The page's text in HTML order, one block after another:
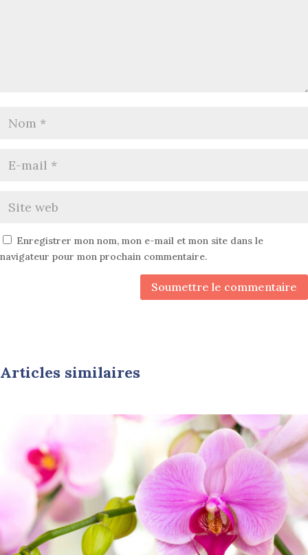
Enregistrer mon nom, mon e-mail et mon site dans le
navigateur pour mon prochain commentaire.
Soumettre le commentaire
Articles similaires